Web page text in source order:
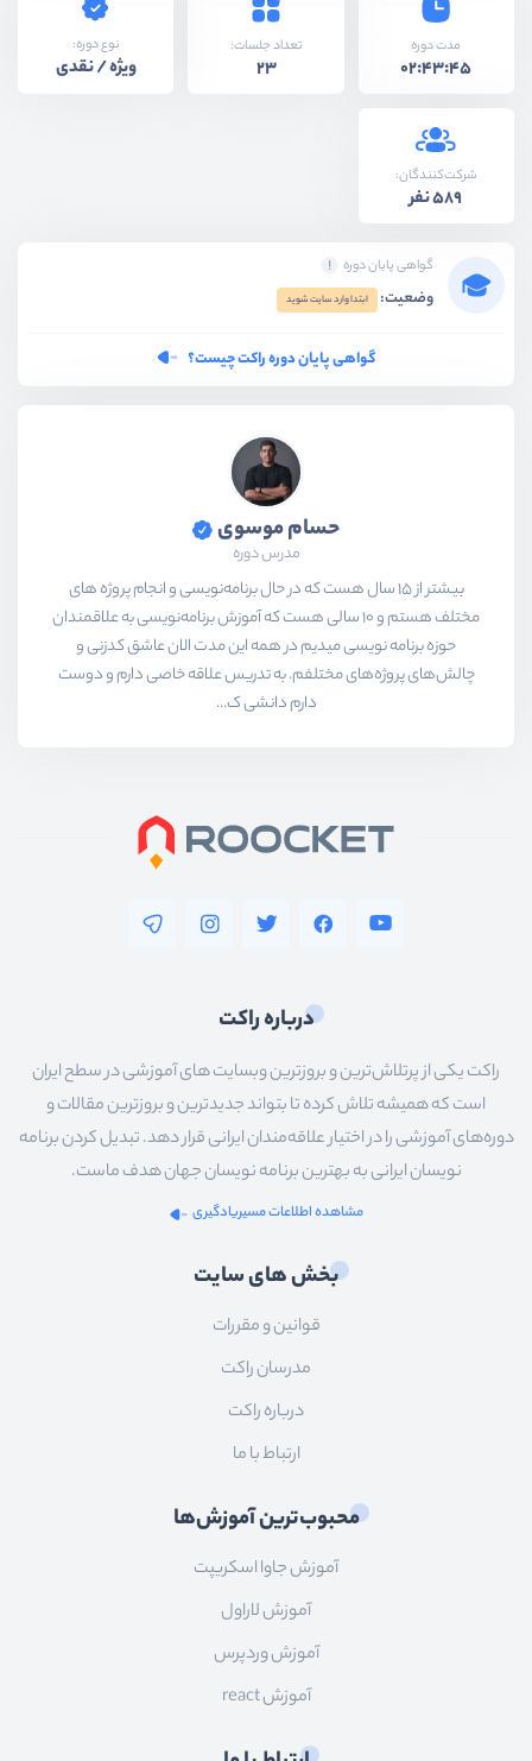
مدت دوره
02:43:45
تعداد جلسات:
23
نوع دوره:
ویژه / نقدی
شرکت‌کنندگان:
589 نفر
گواهی پایان دوره
وضعیت: ابتدا وارد سایت شوید
گواهی پایان دوره راکت چیست؟
حسام موسوی
مدرس دوره
بیشتر از ۱۵ سال هست که در حال برنامه‌نویسی و انجام پروژه های
مختلف هستم و ۱۰ سالی هست که آموزش برنامه‌نویسی به علاقمندان
حوزه برنامه نویسی میدیم در همه این مدت الان عاشق کدزنی و
چالش‌های پروژه‌های مختلفم. به تدریس علاقه خاصی دارم و دوست
دارم دانشی ک...
درباره راکت
راکت یکی از پرتلاش‌ترین و بروزترین وبسایت های آموزشی در سطح ایران
است که همیشه تلاش کرده تا بتواند جدیدترین و بروزترین مقالات و
دوره‌های آموزشی را در اختیار علاقه‌مندان ایرانی قرار دهد. تبدیل کردن برنامه
نویسان ایرانی به بهترین برنامه نویسان جهان هدف ماست.
مشاهده اطلاعات مسیریادگیری
بخش های سایت
قوانین و مقررات
مدرسان راکت
درباره راکت
ارتباط با ما
محبوب‌ترین آموزش‌ها
آموزش جاوا اسکریپت
آموزش لاراول
آموزش وردپرس
آموزش react